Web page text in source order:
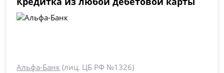
Альфа-Банк (лиц. ЦБ РФ №1326)